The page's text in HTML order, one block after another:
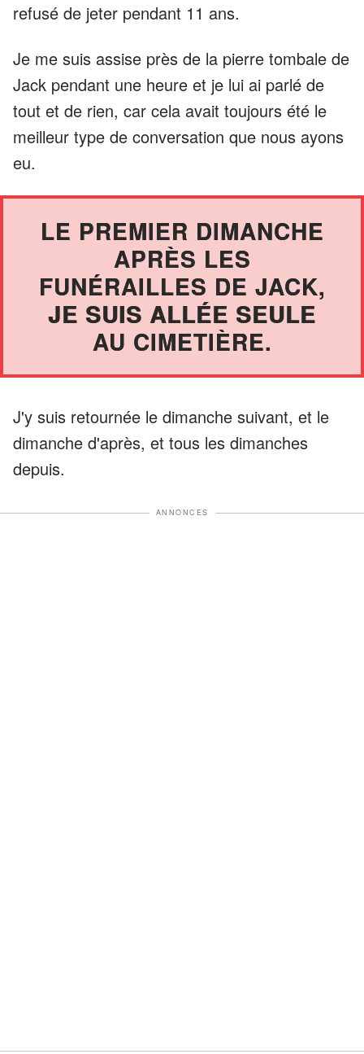
refusé de jeter pendant 11 ans.
Je me suis assise près de la pierre tombale de
Jack pendant une heure et je lui ai parlé de
tout et de rien, car cela avait toujours été le
meilleur type de conversation que nous ayons
eu.
LE PREMIER DIMANCHE
APRÈS LES
FUNÉRAILLES DE JACK,
JE SUIS ALLÉE SEULE
AU CIMETIÈRE.
J'y suis retournée le dimanche suivant, et le
dimanche d'après, et tous les dimanches
depuis.
ANNONCES